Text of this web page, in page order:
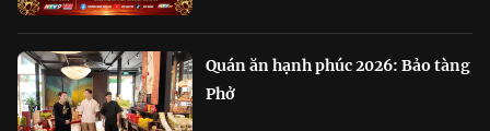
Quán ăn hạnh phúc 2026: Bảo tàng
Phở